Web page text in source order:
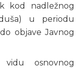
kod nadležnog
u periodu
objave Javnog
osnovnog